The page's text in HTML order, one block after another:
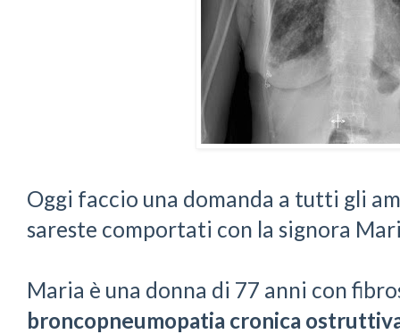
Oggi faccio una domanda a tutti gli
sareste comportati con la signora
Maria è una donna di 77 anni con
broncopneumopatia cronica